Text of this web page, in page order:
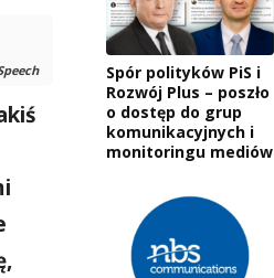
Spór polityków PiS i
Rozwój Plus – poszło
o dostęp do grup
komunikacyjnych i
monitoringu mediów